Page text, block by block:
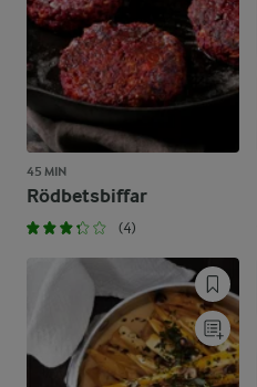
45 MIN
Rödbetsbiffar
(4)